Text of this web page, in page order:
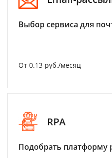
Выбор сервиса для
От 0.13 руб./месяц
RPA
Подобрать платформу